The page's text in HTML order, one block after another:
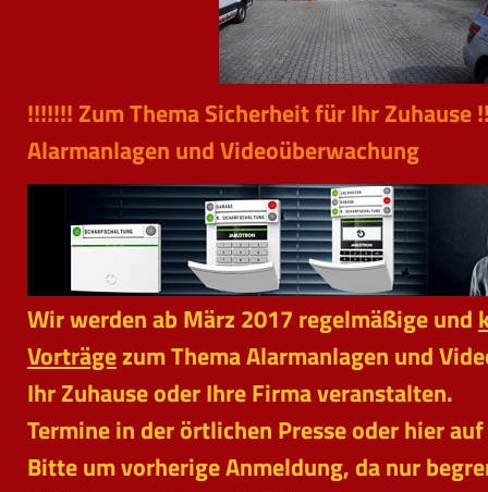
!!!!!!! Zum Thema Sicherheit für
Alarmanlagen und Videoüberwachung
Wir werden ab März 2017 regelmäßige und
Vorträgezum Thema Alarmanlagen und
Ihr Zuhause oder Ihre Firma veranstalten.
Termine in der örtlichen Presse oder hier
Bitte um vorherige Anmeldung, da nur